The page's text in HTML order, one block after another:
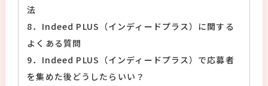
法
8．Indeed PLUS（インディードプラス）に関する
よくある質問
9．Indeed PLUS（インディードプラス）で応募者
を集めた後どうしたらいい？